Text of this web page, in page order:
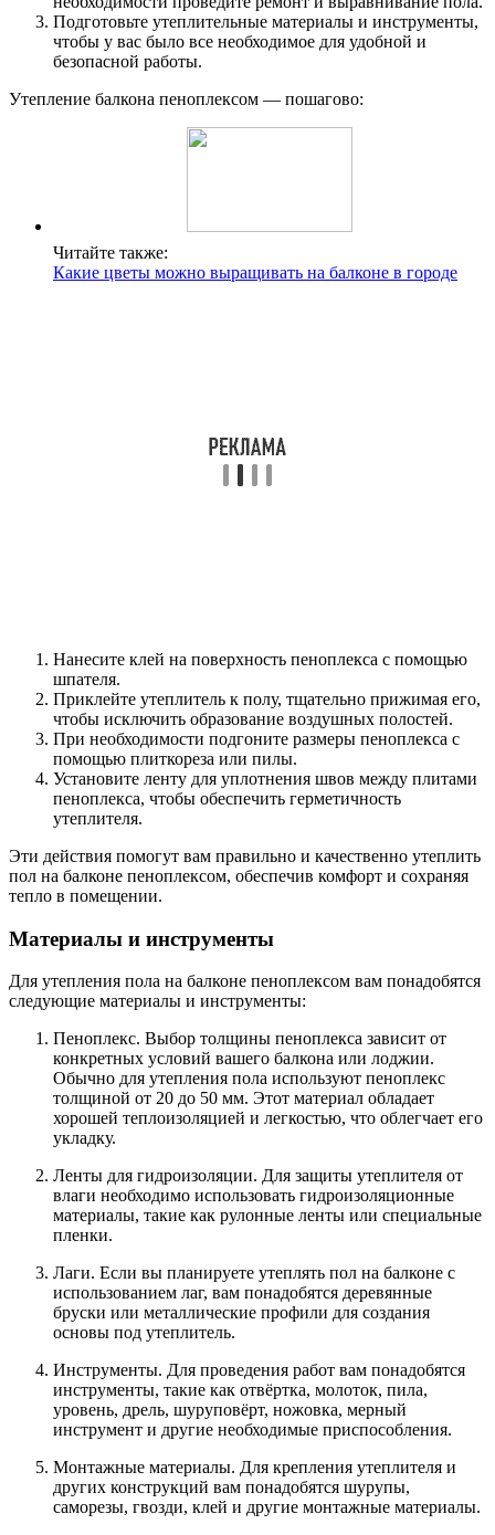
Подготовьте утеплительные материалы и инструменты,
чтобы у вас было все необходимое для удобной и
безопасной работы.
Утепление балкона пеноплексом — пошагово:
Читайте также:
Какие цветы можно выращивать на балконе в городе
Нанесите клей на поверхность пеноплекса с помощью
шпателя.
Приклейте утеплитель к полу, тщательно прижимая его,
чтобы исключить образование воздушных полостей.
При необходимости подгоните размеры пеноплекса с
помощью плиткореза или пилы.
Установите ленту для уплотнения швов между плитами
пеноплекса, чтобы обеспечить герметичность
утеплителя.
Эти действия помогут вам правильно и качественно утеплить
пол на балконе пеноплексом, обеспечив комфорт и сохраняя
тепло в помещении.
Материалы и инструменты
Для утепления пола на балконе пеноплексом вам понадобятся
следующие материалы и инструменты:
Пеноплекс. Выбор толщины пеноплекса зависит от
конкретных условий вашего балкона или лоджии.
Обычно для утепления пола используют пеноплекс
толщиной от 20 до 50 мм. Этот материал обладает
хорошей теплоизоляцией и легкостью, что облегчает его
укладку.
Ленты для гидроизоляции. Для защиты утеплителя от
влаги необходимо использовать гидроизоляционные
материалы, такие как рулонные ленты или специальные
пленки.
Лаги. Если вы планируете утеплять пол на балконе с
использованием лаг, вам понадобятся деревянные
бруски или металлические профили для создания
основы под утеплитель.
Инструменты. Для проведения работ вам понадобятся
инструменты, такие как отвёртка, молоток, пила,
уровень, дрель, шуруповёрт, ножовка, мерный
инструмент и другие необходимые приспособления.
Монтажные материалы. Для крепления утеплителя и
других конструкций вам понадобятся шурупы,
саморезы, гвозди, клей и другие монтажные материалы.